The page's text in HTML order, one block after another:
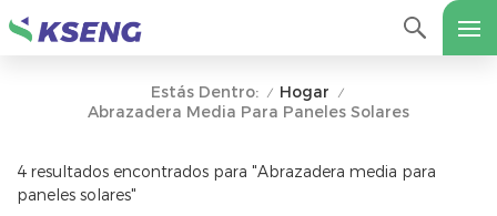
Estás Dentro: / Hogar /
Abrazadera Media Para Paneles Solares
4 resultados encontrados para "Abrazadera media para
paneles solares"